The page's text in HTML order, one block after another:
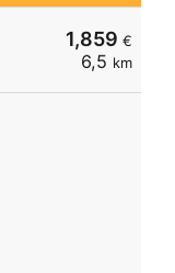
1,859 €
6,5 km